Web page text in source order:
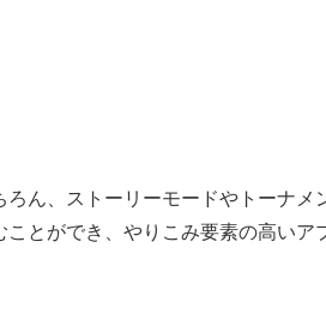
ん、ストーリーモードやトーナメ
とができ、やりこみ要素の高いア